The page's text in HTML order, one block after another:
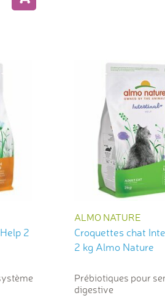
2
ALMO NATURE
Croquettes chat
2 kg Almo Nature
Prébiotiques pour
digestive